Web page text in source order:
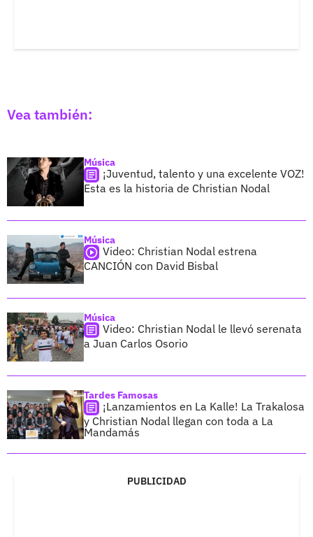
Vea también:
Música
¡Juventud, talento y una excelente VOZ!
Esta es la historia de Christian Nodal
Música
Video: Christian Nodal estrena
CANCIÓN con David Bisbal
Música
Video: Christian Nodal le llevó serenata
a Juan Carlos Osorio
Tardes Famosas
¡Lanzamientos en La Kalle! La Trakalosa
y Christian Nodal llegan con toda a La
Mandamás
PUBLICIDAD